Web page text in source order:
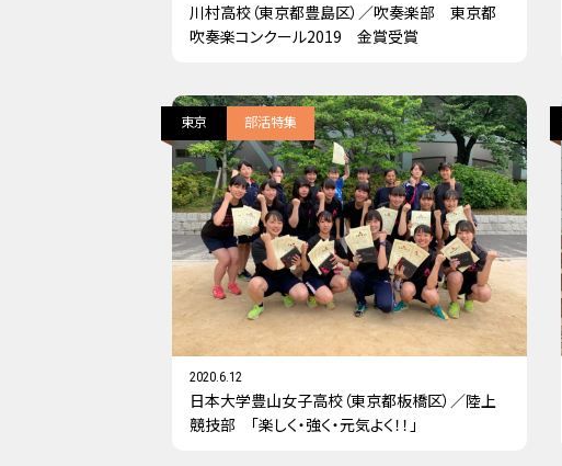
川村高校（東京都豊島区）／吹奏楽部 東京都
吹奏楽コンクール2019 金賞受賞
東京 部活特集
2020.6.12
日本大学豊山女子高校（東京都板橋区）／陸上
競技部 「楽しく・強く・元気よく！！」